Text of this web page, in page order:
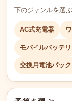
下のジャンルを選
AC式充電器
モバイルバッテ
交換用電池パック